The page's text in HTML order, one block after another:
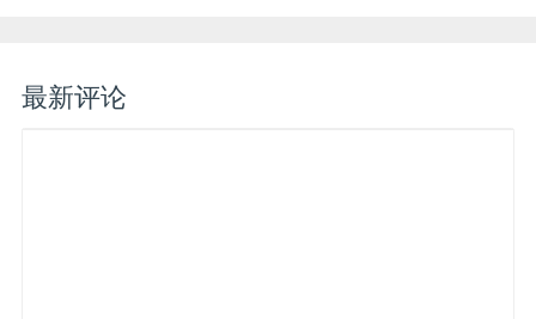
最新评论